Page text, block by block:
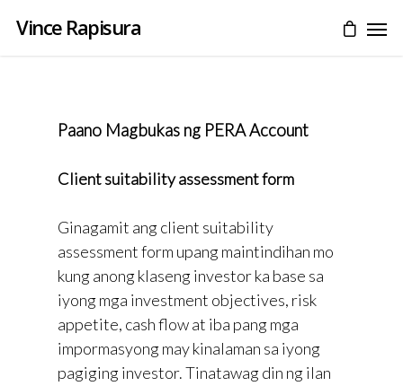
Vince Rapisura
Paano Magbukas ng PERA Account
Client suitability assessment form
Ginagamit ang client suitability
assessment form upang maintindihan mo
kung anong klaseng investor ka base sa
iyong mga investment objectives, risk
appetite, cash flow at iba pang mga
impormasyong may kinalaman sa iyong
pagiging investor. Tinatawag din ng ilan